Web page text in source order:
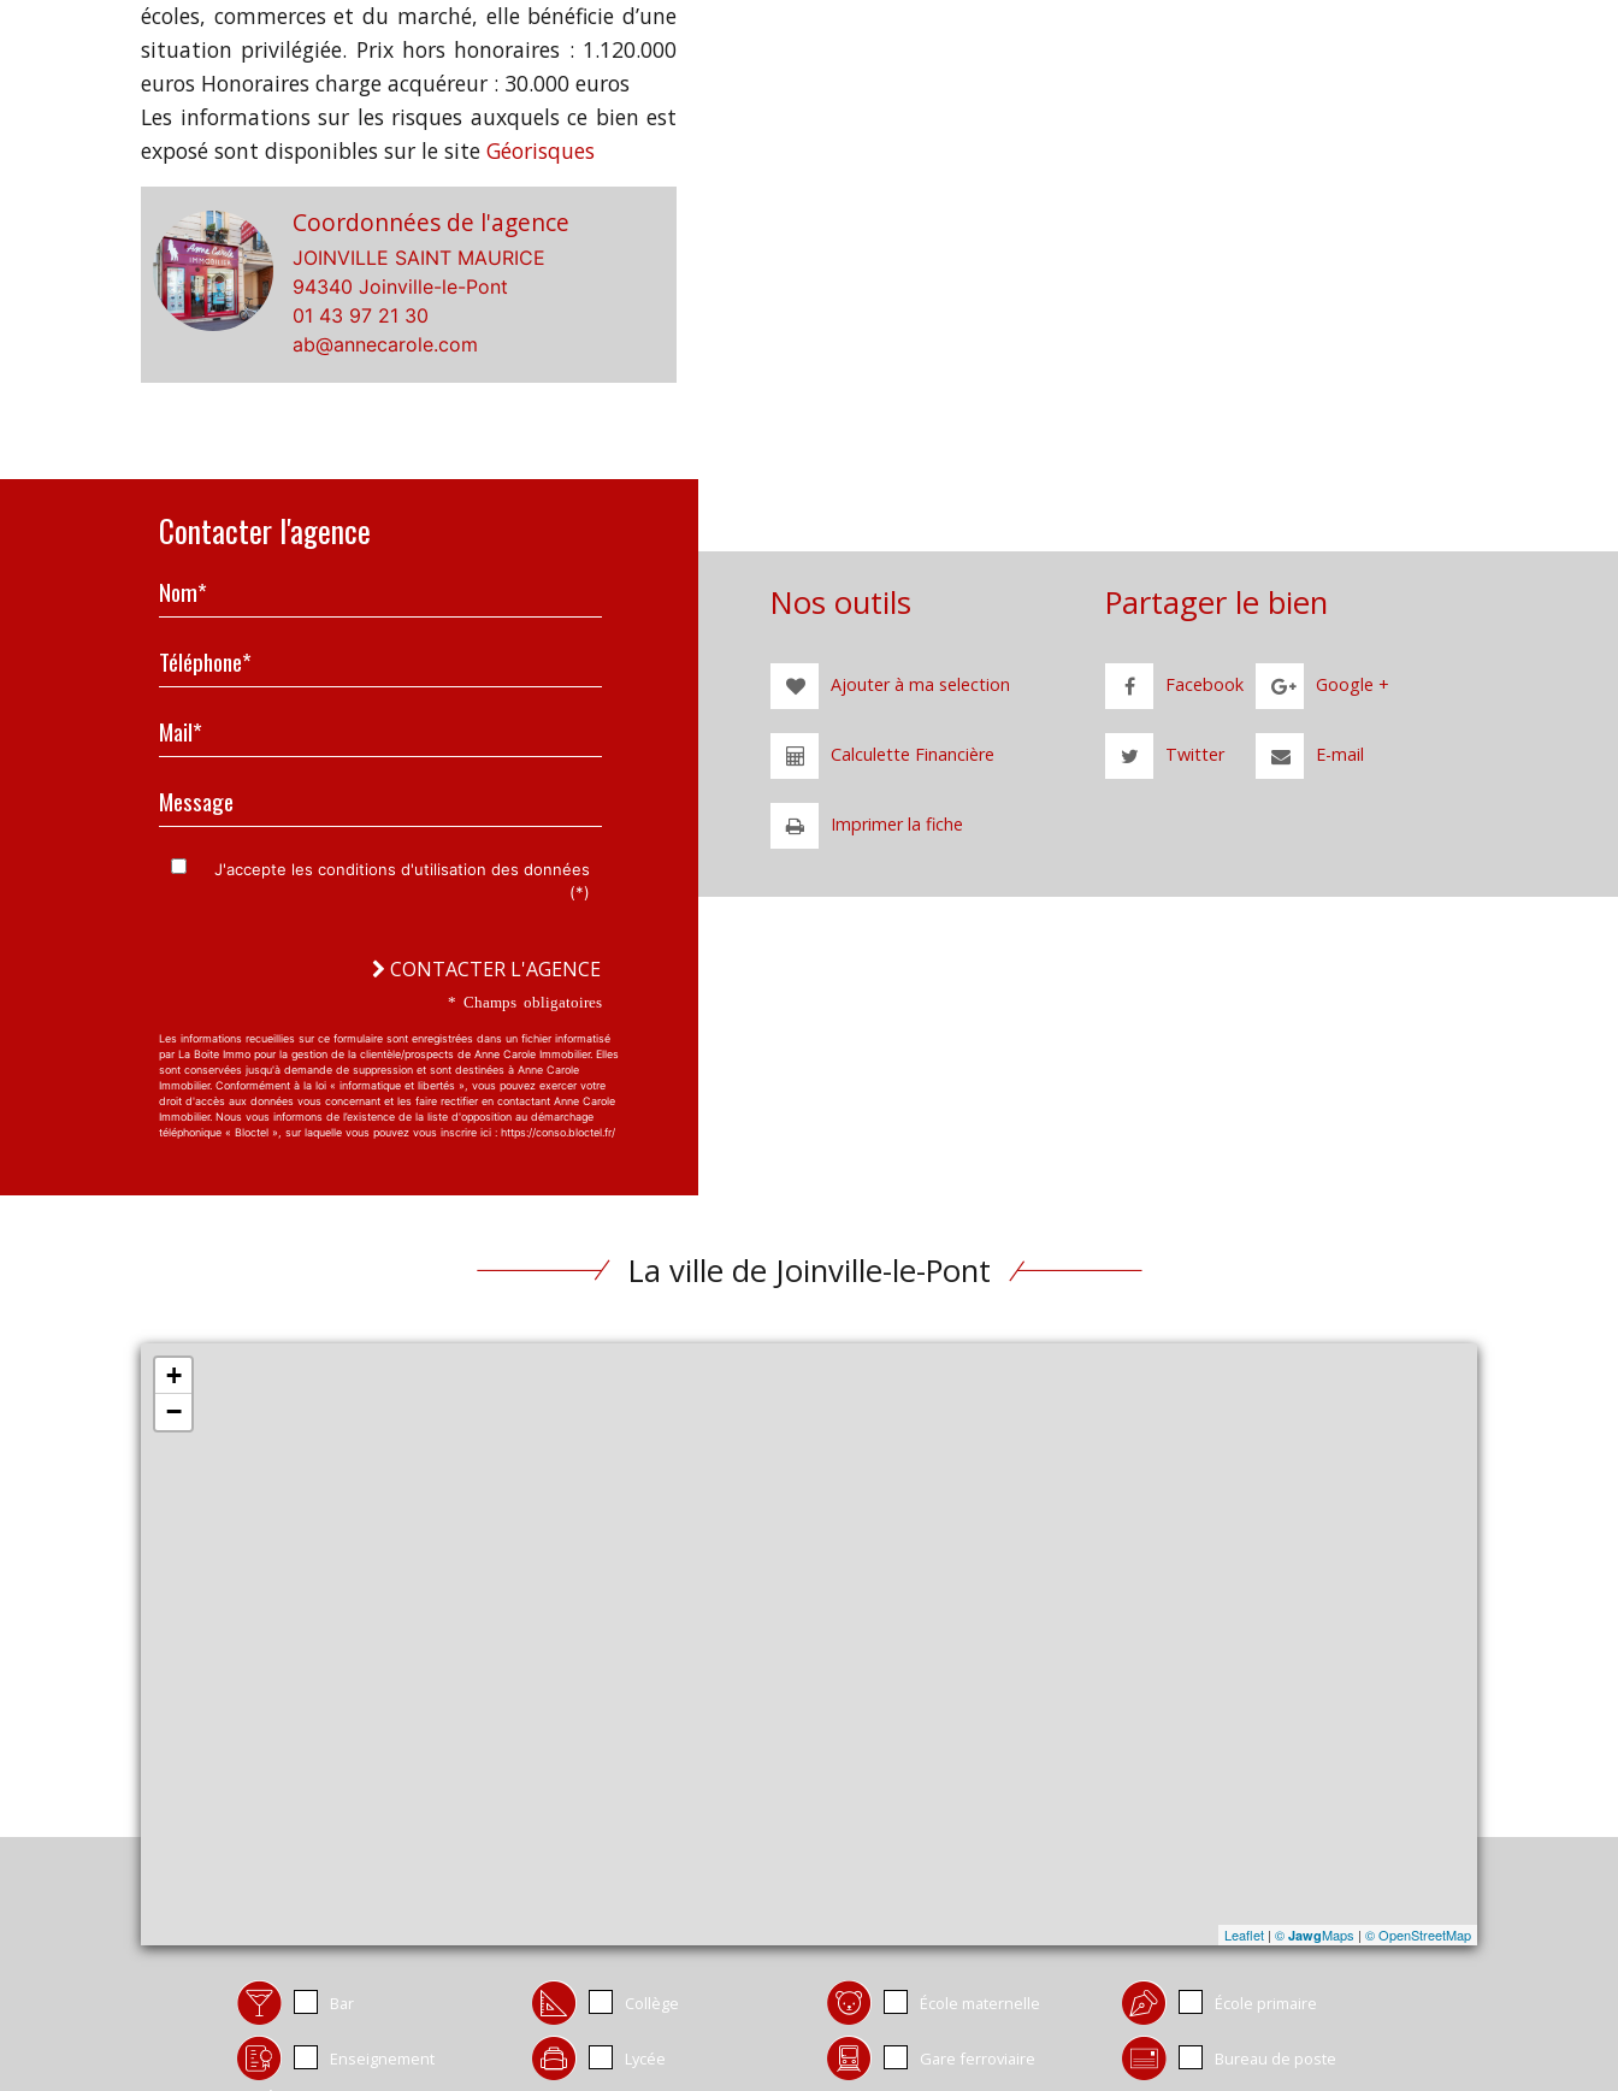
écoles, commerces et du marché, elle bénéficie d’une
situation privilégiée. Prix hors honoraires : 1.120.000
euros Honoraires charge acquéreur : 30.000 euros
Les informations sur les risques auxquels ce bien est
exposé sont disponibles sur le site Géorisques
Coordonnées de l'agence
JOINVILLE SAINT MAURICE
94340 Joinville-le-Pont
01 43 97 21 30
ab@annecarole.com
Contacter l'agence
Nom*
Téléphone*
Mail*
Message
J'accepte les conditions d'utilisation des données
(*)
CONTACTER L'AGENCE
* Champs obligatoires
Les informations recueillies sur ce formulaire sont enregistrées dans un fichier informatisé
par La Boite Immo pour la gestion de la clientèle/prospects de Anne Carole Immobilier. Elles
sont conservées jusqu'à demande de suppression et sont destinées à Anne Carole
Immobilier. Conformément à la loi « informatique et libertés », vous pouvez exercer votre
droit d'accès aux données vous concernant et les faire rectifier en contactant Anne Carole
Immobilier. Nous vous informons de l’existence de la liste d'opposition au démarchage
téléphonique « Bloctel », sur laquelle vous pouvez vous inscrire ici : https://conso.bloctel.fr/
Nos outils
Ajouter à ma selection
Calculette Financière
Imprimer la fiche
Partager le bien
Facebook Google +
Twitter E-mail
La ville de Joinville-le-Pont
+
−
Leaflet | © JawgMaps | © OpenStreetMap
Bar Collège École maternelle École primaire
Enseignement
Lycée Gare ferroviaire Bureau de poste